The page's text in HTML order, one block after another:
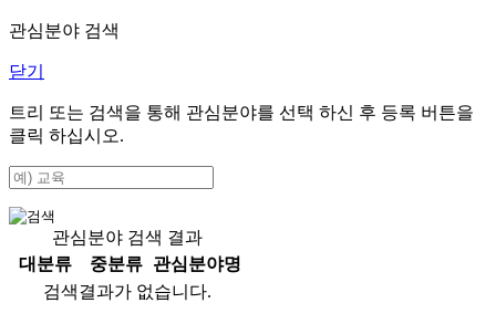
관심분야 검색
닫기
트리 또는 검색을 통해 관심분야를 선택 하신 후 등록 버튼을
클릭 하십시오.
관심분야 검색 결과
대분류
중분류
관심분야명
검색결과가 없습니다.